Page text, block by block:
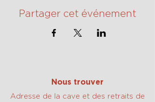
Partager cet événement
Nous trouver
Adresse de la cave et des retraits de